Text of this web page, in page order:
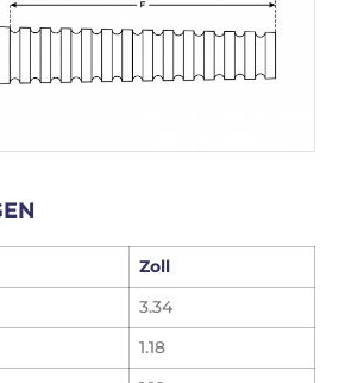
Zoll
3.34
1.18